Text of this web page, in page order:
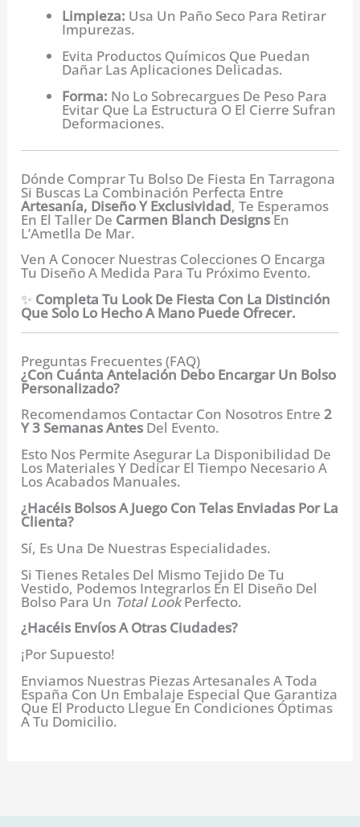
Limpieza: Usa Un Paño Seco Para Retirar
Impurezas.
Evita Productos Químicos Que Puedan
Dañar Las Aplicaciones Delicadas.
Forma: No Lo Sobrecargues De Peso Para
Evitar Que La Estructura O El Cierre Sufran
Deformaciones.
Dónde Comprar Tu Bolso De Fiesta En Tarragona
Si Buscas La Combinación Perfecta Entre
Artesanía, Diseño Y Exclusividad, Te Esperamos
En El Taller De Carmen Blanch DesignsEn
L’Ametlla De Mar.
Ven A Conocer Nuestras Colecciones O Encarga
Tu Diseño A Medida Para Tu Próximo Evento.
✨ Completa Tu Look De Fiesta Con La Distinción
Que Solo Lo Hecho A Mano Puede Ofrecer.
Preguntas Frecuentes (FAQ)
¿Con Cuánta Antelación Debo Encargar Un Bolso
Personalizado?
Recomendamos Contactar Con Nosotros Entre2
Y 3 Semanas Antes Del Evento.
Esto Nos Permite Asegurar La Disponibilidad De
Los Materiales Y Dedicar El Tiempo Necesario A
Los Acabados Manuales.
¿Hacéis Bolsos A Juego Con Telas Enviadas Por La
Clienta?
Sí, Es Una De Nuestras Especialidades.
Si Tienes Retales Del Mismo Tejido De Tu
Vestido, Podemos Integrarlos En El Diseño Del
Bolso Para Un Total LookPerfecto.
¿Hacéis Envíos A Otras Ciudades?
¡Por Supuesto!
Enviamos Nuestras Piezas Artesanales A Toda
España Con Un Embalaje Especial Que Garantiza
Que El Producto Llegue En Condiciones Óptimas
A Tu Domicilio.